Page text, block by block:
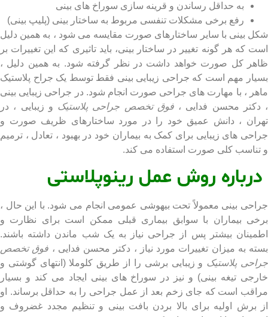
به حداقل رساندن و قرینه سازی سوراخ های بینی
رفع برخی مشکلات تنفسی مربوط به ساختار بینی (پلیپ بینی)
بینی با سایر ساختارهای صورت مقایسه می شود ، به همین دلیل
که هر گونه تغییر در ساختار بینی، باید تاثیری که این تغییرات بر
کل صورت خواهد داشت در نظر گرفته شود. به همین دلیل ،
مهم است که جراحی زیبایی بینی فقط توسط یک جراح پلاستیک
، با مهارت های جراحی صورت انجام شود. در جراحی زیبایی بینی
محسن فدایی ، فوق تخصص جراحی پلاستیکو زیبایی ، در
، دانش عمیق خود را در مورد ساختارهای ظریف صورت و
های زیبایی برای کمک به بیماران خود در بهبود ، تعادل ، ترمیم
کلی صورت استفاده می کند.
روش عمل رینوپلاستی
بینی معمولاً تحت بیهوشی عمومی انجام می شود. با این حال ،
بیماران با سوابق بیماری قبلی ممکن است برای نظارت و
بیشتر پس از جراحی نیاز به یک شب ماندن داشته باشند.
به میزان تغییرات مورد نیاز ، دکتر محسن فدایی ، فوق تخصص
پلاستیکو زیبایی برشی را از طریق کلوملا (انتهای گوشتی و
تیغه بینی) و نیز در سوراخ های بینی ایجاد می کند و بسیار
است که جای زخم بعد از عمل جراحی را به حداقل برساند. او
اولیه برای بالا بردن بافت بینی و تنظیم مجدد غضروف و